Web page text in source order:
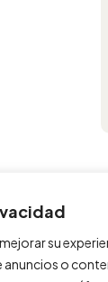
su
o